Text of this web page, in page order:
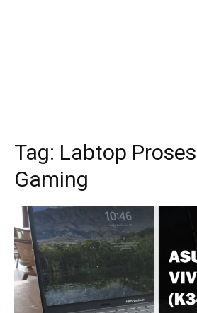
Tag: Labtop
Gaming